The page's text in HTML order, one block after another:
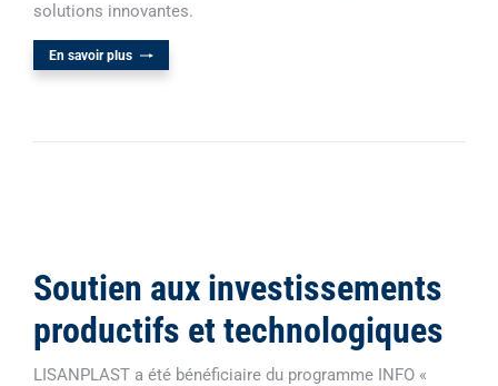
solutions innovantes.
En savoir plus
Soutien aux investissements
productifs et technologiques
LISANPLAST a été bénéficiaire du programme INFO «